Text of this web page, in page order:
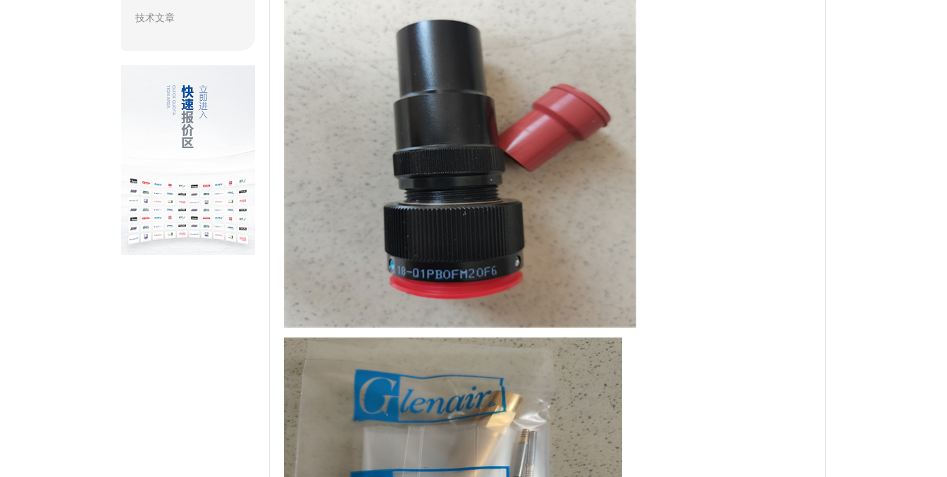
技术文章